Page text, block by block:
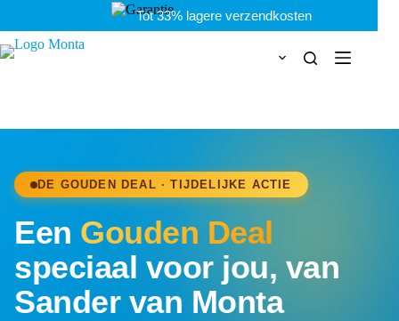
inhoud
Tot 33% lagere verzendkosten
DE GOUDEN DEAL · TIJDELIJKE ACTIE
Een Gouden Deal
speciaal voor jou, van
Sander van Monta